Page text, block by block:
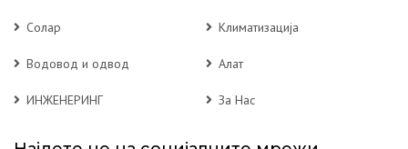
Солар Климатизација
Водовод и одвод Алат
ИНЖЕНЕРИНГ За Нас